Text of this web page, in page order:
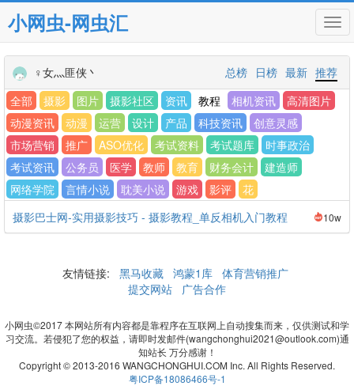
小网虫-网虫汇
♀女灬匪侠丶 推荐
最新
日榜
总榜
全部
摄影 图片 摄影社区 资讯 教程 相机资讯
高清图片
动漫资讯
动漫 运营 设计 产品 科技资讯
创意灵感
市场营销
推广 ASO优化 考试资料 考试题库
时事政治
考试资讯
公务员 医学 教师 教育 财务会计
建造师
网络学院
言情小说 耽美小说 游戏 影评
花
摄影巴士网-实用摄影技巧 - 摄影教程_单反相机入门教程
10w
友情链接: 黑马收藏 鸿蒙1库 体育营销推广
提交网站
广告合作
小网虫©2017 本网站所有内容都是靠程序在互联网上自动搜集而来，仅供测试和学
习交流。若侵犯了您的权益，请即时发邮件(wangchonghui2021@outlook.com)通
知站长 万分感谢！
Copyright © 2013-2016 WANGCHONGHUI.COM Inc. All Rights Reserved.
粤ICP备18086466号-1